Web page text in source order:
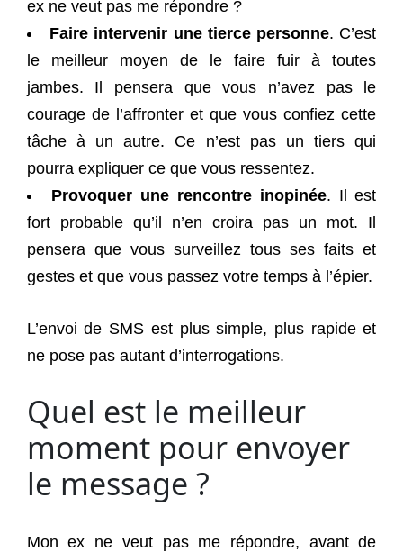
ex ne veut pas me répondre ?
Faire intervenir une tierce personne. C’est
le meilleur moyen de le faire fuir à toutes
jambes. Il pensera que vous n’avez pas le
courage de l’affronter et que vous confiez cette
tâche à un autre. Ce n’est pas un tiers qui
pourra expliquer ce que vous ressentez.
Provoquer une rencontre inopinée. Il est
fort probable qu’il n’en croira pas un mot. Il
pensera que vous surveillez tous ses faits et
gestes et que vous passez votre temps à l’épier.
L’envoi de SMS est plus simple, plus rapide et
ne pose pas autant d’interrogations.
Quel est le meilleur
moment pour envoyer
le message ?
Mon ex ne veut pas me répondre, avant de